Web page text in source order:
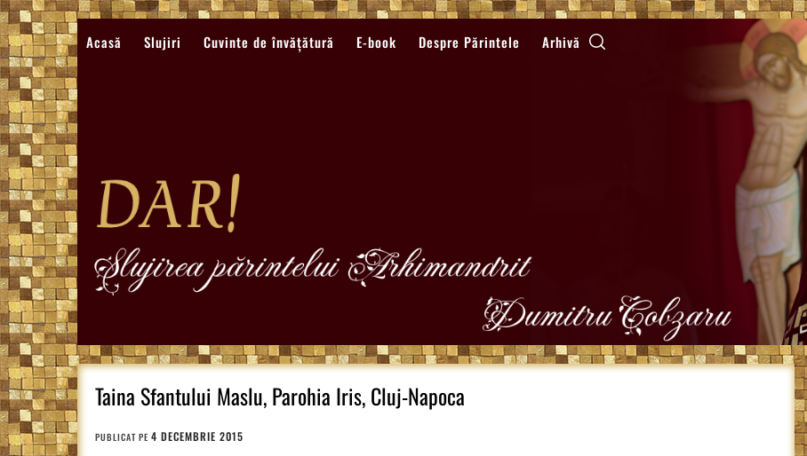
Sari
la
conținut
Acasă Slujiri Cuvinte de învățătură E-book Despre Părintele Arhivă
Taina Sfantului Maslu, Parohia Iris, Cluj-Napoca
PUBLICAT PE 4 DECEMBRIE 2015